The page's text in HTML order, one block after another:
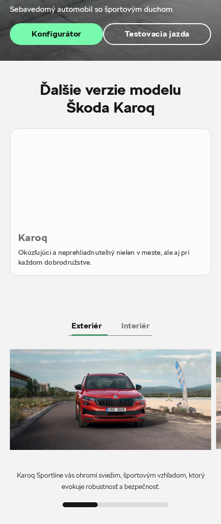
Sebavedomý automobil so športovým duchom
Konfigurátor Testovacia jazda
Ďalšie verzie modelu
Škoda Karoq
Karoq
Okúzľujúci a neprehliadnuteľný nielen v meste, ale aj pri
každom dobrodružstve.
Exteriér Interiér
Karoq Sportline vás ohromí sviežim, športovým vzhľadom, ktorý
evokuje robustnosť a bezpečnosť.